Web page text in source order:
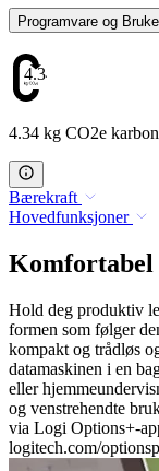
4.34
4.34 kg CO2e
Bærekraft
Hovedfunksjoner
Komfortabel
Hold deg produktiv
formen som følger
kompakt og trådløs
datamaskinen i en
eller
og venstrehendte
via Logi Options+-
logitech.com/